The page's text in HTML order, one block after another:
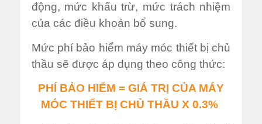
động, mức khấu trừ, mức trách nhiệm
của các điều khoản bổ sung.
Mức phí bảo hiểm máy móc thiết bị chủ
thầu sẽ được áp dụng theo công thức:
PHÍ BẢO HIỂM = GIÁ TRỊ CỦA MÁY
MÓC THIẾT BỊ CHỦ THẦU X 0.3%